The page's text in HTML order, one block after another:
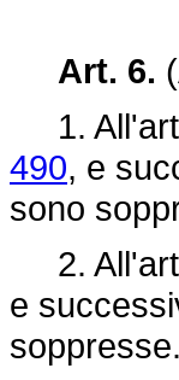
Art. 6.
1.
490, e
sono
2.
e
soppresse.